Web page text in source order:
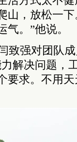
山，放松一
。”他说。
致强对团队
解决问题，
要求。不用